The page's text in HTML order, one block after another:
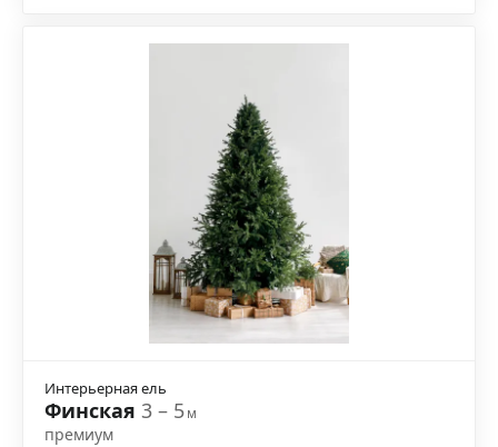
Интерьерная ель
Финская 3 – 5м
премиум